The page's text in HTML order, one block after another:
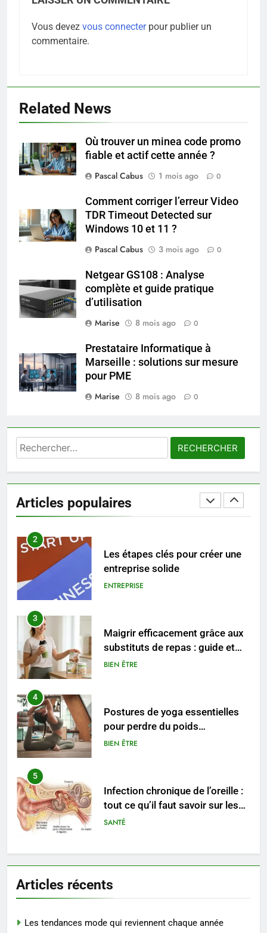
Vous devez vous connecterpour publier un
commentaire.
Related News
Où trouver un minea code promo
fiable et actif cette année ?
Pascal Cabus
1 mois ago 0
Comment corriger l’erreur Video
TDR Timeout Detected sur
Windows 10 et 11 ?
Pascal Cabus
3 mois ago 0
Netgear GS108 : Analyse
complète et guide pratique
d’utilisation
Marise
8 mois ago 0
Prestataire Informatique à
Marseille : solutions sur mesure
pour PME
Marise
8 mois ago 0
Rechercher :
Articles populaires
5
Infection chronique de l’oreille :
tout ce qu’il faut savoir sur les
6
peau éclatante grâce à The
SANTÉ
Prévenir les chutes chez les
exercices
BIEN ÊTRE
8
Voyance à La Rochelle : où
sérieux à un tarif juste ?
BIEN ÊTRE
1
reviennent chaque année
MODE
2
Les étapes clés pour créer une
entreprise solide
ENTREPRISE
3
Maigrir efficacement grâce aux
substituts de repas : guide et
conseils pratiques
BIEN ÊTRE
4
Postures de yoga essentielles
pour perdre du poids
rapidement et durable
BIEN ÊTRE
5
Infection chronique de l’oreille :
tout ce qu’il faut savoir sur les
saignements
SANTÉ
6
peau éclatante grâce à The
Ordinary
SANTÉ
Articles récents
Les tendances mode qui reviennent chaque année